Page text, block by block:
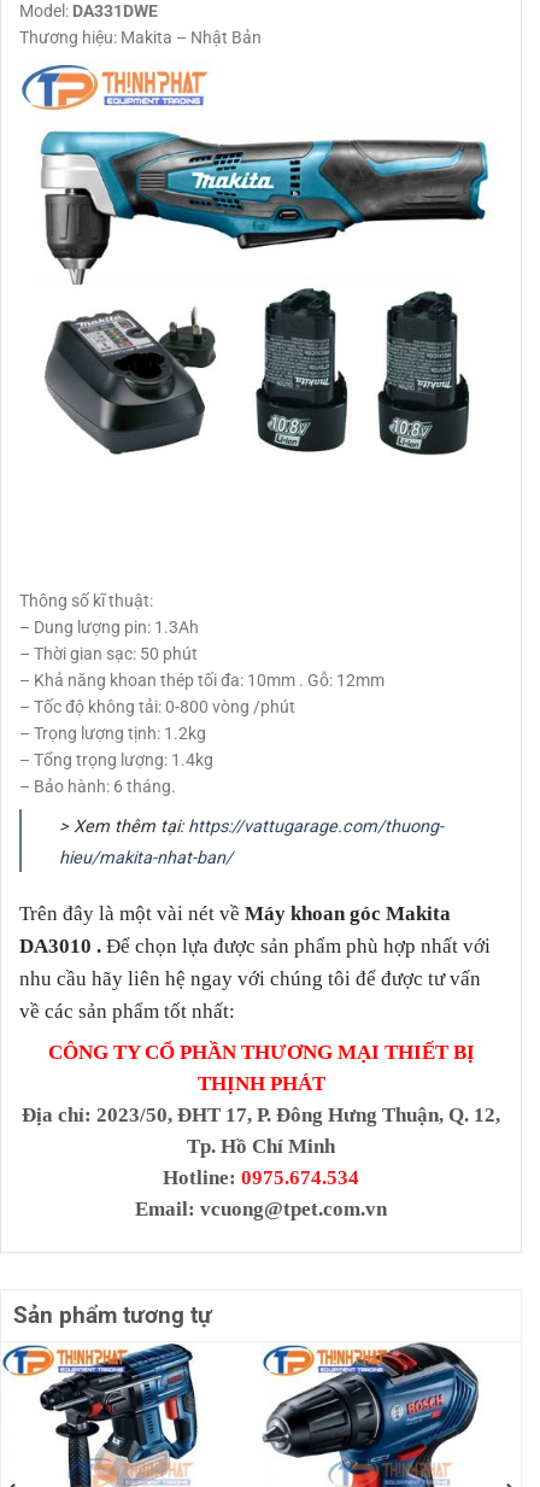
Model: DA331DWE
Thương hiệu: Makita – Nhật Bản
Thông số kĩ thuật:
– Dung lượng pin: 1.3Ah
– Thời gian sạc: 50 phút
– Khả năng khoan thép tối đa: 10mm . Gỗ: 12mm
– Tốc độ không tải: 0-800 vòng /phút
– Trọng lượng tịnh: 1.2kg
– Tổng trọng lượng: 1.4kg
– Bảo hành: 6 tháng.
> Xem thêm tại:https://vattugarage.com/thuong-
hieu/makita-nhat-ban/
Trên đây là một vài nét về Máy khoan góc Makita
DA3010 . Để chọn lựa được sản phẩm phù hợp nhất với
nhu cầu hãy liên hệ ngay với chúng tôi để được tư vấn
về các sản phẩm tốt nhất:
CÔNG TY CỔ PHẦN THƯƠNG MẠI THIẾT BỊ
THỊNH PHÁT
Địa chỉ: 2023/50, ĐHT 17, P. Đông Hưng Thuận, Q. 12,
Tp. Hồ Chí Minh
Hotline: 0975.674.534
Email: vcuong@tpet.com.vn
Sản phẩm tương tự